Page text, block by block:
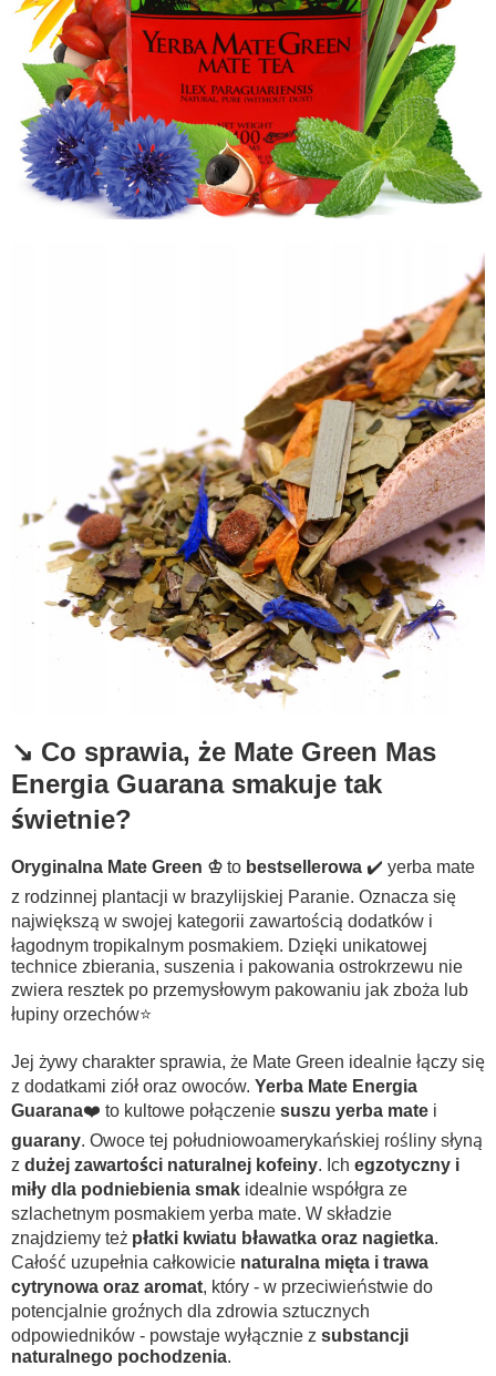
↘️ Co sprawia, że Mate Green Mas
Energia Guarana smakuje tak
świetnie?
Oryginalna Mate Green ♔ to bestsellerowa ✔️ yerba mate
z rodzinnej plantacji w brazylijskiej Paranie. Oznacza się
największą w swojej kategorii zawartością dodatków i
łagodnym tropikalnym posmakiem. Dzięki unikatowej
technice zbierania, suszenia i pakowania ostrokrzewu nie
zwiera resztek po przemysłowym pakowaniu jak zboża lub
łupiny orzechów⭐
Jej żywy charakter sprawia, że Mate Green idealnie łączy się
z dodatkami ziół oraz owoców. Yerba Mate Energia
Guarana❤️ to kultowe połączenie suszu yerba mate i
guarany. Owoce tej południowoamerykańskiej rośliny słyną
z dużej zawartości naturalnej kofeiny. Ich egzotyczny i
miły dla podniebienia smak idealnie współgra ze
szlachetnym posmakiem yerba mate. W składzie
znajdziemy też płatki kwiatu bławatka oraz nagietka.
Całość uzupełnia całkowicie naturalna mięta i trawa
cytrynowa oraz aromat, który - w przeciwieństwie do
potencjalnie groźnych dla zdrowia sztucznych
odpowiedników - powstaje wyłącznie z substancji
naturalnego pochodzenia.